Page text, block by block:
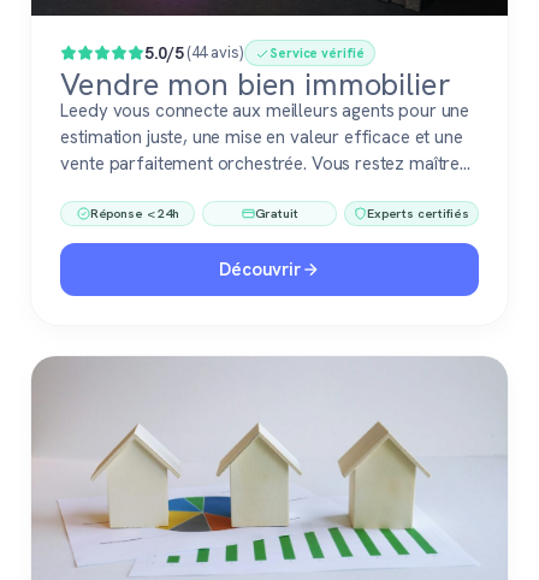
5.0/5(44 avis) Service vérifié
Vendre mon bien immobilier
Leedy vous connecte aux meilleurs agents pour une
estimation juste, une mise en valeur efficace et une
vente parfaitement orchestrée. Vous restez maître
Réponse < 24h Gratuit Experts certifiés
Découvrir